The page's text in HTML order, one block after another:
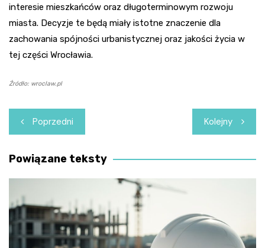
interesie mieszkańców oraz długoterminowym rozwoju
miasta. Decyzje te będą miały istotne znaczenie dla
zachowania spójności urbanistycznej oraz jakości życia w
tej części Wrocławia.
Źródło: wroclaw.pl
Nawigacja
wpisu
Poprzedni Kolejny
Powiązane teksty